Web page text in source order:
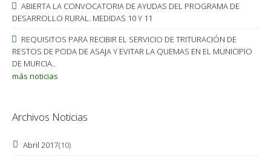
ABIERTA LA CONVOCATORIA DE AYUDAS DEL PROGRAMA DE
DESARROLLO RURAL. MEDIDAS 10 Y 11
REQUISITOS PARA RECIBIR EL SERVICIO DE TRITURACIÓN DE
RESTOS DE PODA DE ASAJA Y EVITAR LA QUEMAS EN EL MUNICIPIO
DE MURCIA..
más noticias
Archivos Noticias
Abril 2017(10)